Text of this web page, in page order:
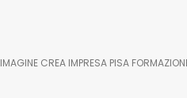
IMAGINE CREA IMPRESA PISA